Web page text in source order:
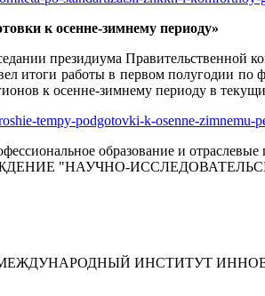
к осенне-зимнему периоду»
президиума Правительственной
итоги работы в первом полугодии
к осенне-зимнему периоду в
tempy-podgotovki-k-osenne-zimnemu-
образование и отраслевые
"НАУЧНО-
ИНСТИТУТ